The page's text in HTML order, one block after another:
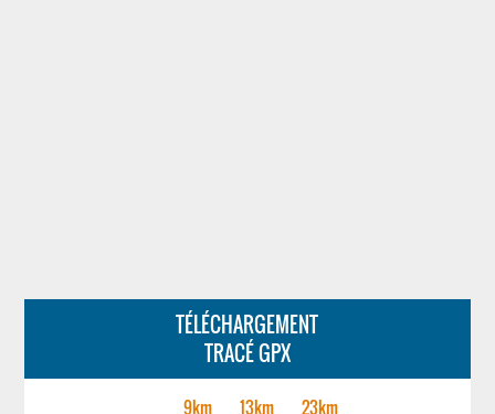
TÉLÉCHARGEMENT
TRACÉ GPX
9km 13km 23km